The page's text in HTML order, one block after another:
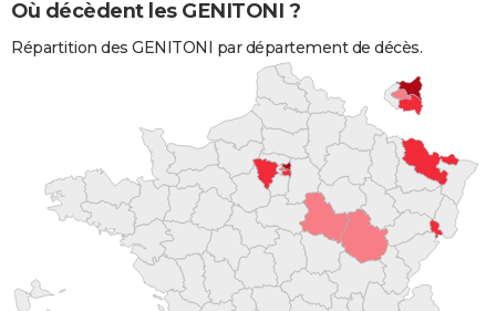
Où décèdent les GENITONI ?
Répartition des GENITONI par département de décès.